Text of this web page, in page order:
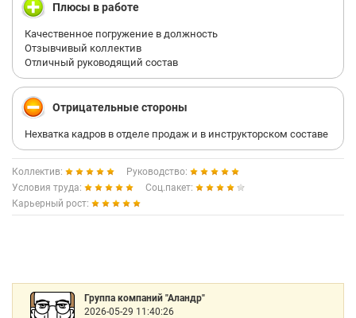
Плюсы в работе
Качественное погружение в должность
Отзывчивый коллектив
Отличный руководящий состав
Отрицательные стороны
Нехватка кадров в отделе продаж и в инструкторском составе
Коллектив:
Руководство:
Условия труда:
Соц.пакет:
Карьерный рост:
Группа компаний "Аландр"
2026-05-29 11:40:26